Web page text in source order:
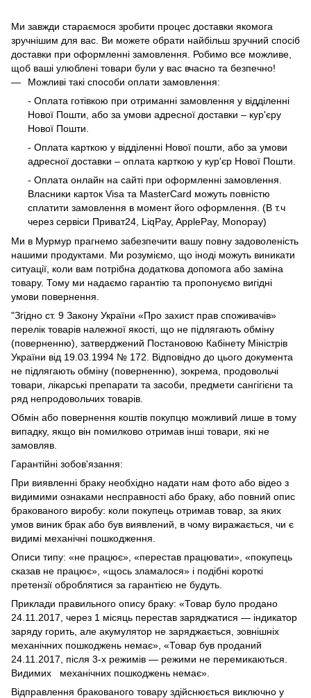
Ми завжди стараємося зробити процес доставки якомога
зручнішим для вас. Ви можете обрати найбільш зручний спосіб
доставки при оформленні замовлення. Робимо все можливе,
щоб ваші улюблені товари були у вас вчасно та безпечно!
Можливі такі способи оплати замовлення:
- Оплата готівкою при отриманні замовлення у відділенні
Нової Пошти, або за умови адресної доставки – кур'єру
Нової Пошти.
- Оплата карткою у відділенні Нової пошти, або за умови
адресної доставки – оплата карткою у кур'єр Нової Пошти.
- Оплата онлайн на сайті при оформленні замовлення.
Власники карток Visa та MasterCard можуть повністю
сплатити замовлення в момент його оформлення. (В т.ч
через сервіси Приват24, LiqPay, ApplePay, Monopay)
Ми в Мурмур прагнемо забезпечити вашу повну задоволеність
нашими продуктами. Ми розуміємо, що іноді можуть виникати
ситуації, коли вам потрібна додаткова допомога або заміна
товару. Тому ми надаємо гарантію та пропонуємо вигідні
умови повернення.
"Згідно ст. 9 Закону України «Про захист прав споживачів»
перелік товарів належної якості, що не підлягають обміну
(поверненню), затверджений Постановою Кабінету Міністрів
України від 19.03.1994 № 172. Відповідно до цього документа
не підлягають обміну (поверненню), зокрема, продовольчі
товари, лікарські препарати та засоби, предмети сангігієни та
ряд непродовольчих товарів.
Обмін або повернення коштів покупцю можливий лише в тому
випадку, якщо він помилково отримав інші товари, які не
замовляв.
Гарантійні зобов'язання:
При виявленні браку необхідно надати нам фото або відео з
видимими ознаками несправності або браку, або повний опис
бракованого виробу: коли покупець отримав товар, за яких
умов виник брак або був виявлений, в чому виражається, чи є
видимі механічні пошкодження.
Описи типу: «не працює», «перестав працювати», «покупець
сказав не працює», «щось зламалося» і подібні короткі
претензії оброблятися за гарантією не будуть.
Приклади правильного опису браку: «Товар було продано
24.11.2017, через 1 місяць перестав заряджатися — індикатор
заряду горить, але акумулятор не заряджається, зовнішніх
механічних пошкоджень немає», «Товар був проданий
24.11.2017, після 3-х режимів — режими не перемикаються.
Видимих механічних пошкоджень немає».
Відправлення бракованого товару здійснюється виключно у